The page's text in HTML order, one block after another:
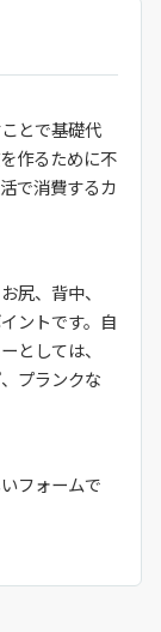
とで基礎代
作るために不
で消費するカ
尻、背中、
ントです。自
としては、
プランクな
フォームで